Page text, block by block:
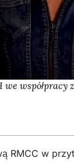
współpracy
RMCC w